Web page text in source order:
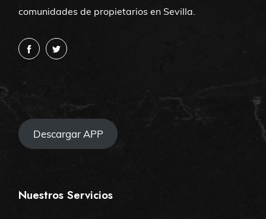
comunidades de propietarios en Sevilla.
Descargar APP
Nuestros Servicios